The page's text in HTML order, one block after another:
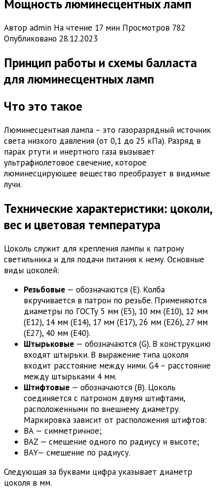
Мощность люминесцентных ламп
Автор admin На чтение 17 мин Просмотров 782
Опубликовано 28.12.2023
Принцип работы и схемы балласта
для люминесцентных ламп
Что это такое
Люминесцентная лампа – это газоразрядный источник
света низкого давления (от 0,1 до 25 кПа). Разряд в
парах ртути и инертного газа вызывает
ультрафиолетовое свечение, которое
люминесцирующее вещество преобразует в видимые
лучи.
Технические характеристики: цоколи,
вес и цветовая температура
Цоколь служит для крепления лампы к патрону
светильника и для подачи питания к нему. Основные
виды цоколей:
Резьбовые — обозначаются (Е). Колба
вкручивается в патрон по резьбе. Применяются
диаметры по ГОСТу 5 мм (Е5), 10 мм (Е10), 12 мм
(Е12), 14 мм (Е14), 17 мм (Е17), 26 мм (Е26), 27 мм
(Е27), 40 мм (Е40).
Штырьковые — обозначаются (G). В конструкцию
входят штырьки. В выражение типа цоколя
входит расстояние между ними. G4 – расстояние
между штырьками 4 мм.
Штифтовые — обозначаются (В). Цоколь
соединяется с патроном двумя штифтами,
расположенными по внешнему диаметру.
Маркировка зависит от расположения штифтов:
ВА — симметричное;
ВАZ — смещение одного по радиусу и высоте;
ВАY— смещение по радиусу.
Следующая за буквами цифра указывает диаметр
цоколя в мм.